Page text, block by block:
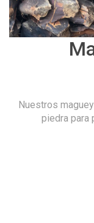
Nuestros
piedra para